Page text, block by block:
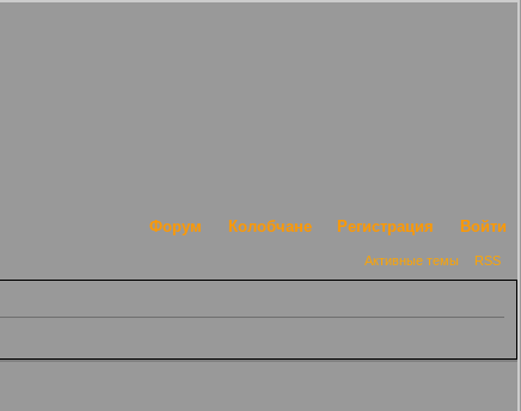
Форум Колобчане Регистрация Войти
Активные темы RSS